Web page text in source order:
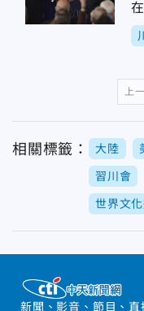
上
相關標籤： 大陸
習川會
世界文
新聞、影音、節目、